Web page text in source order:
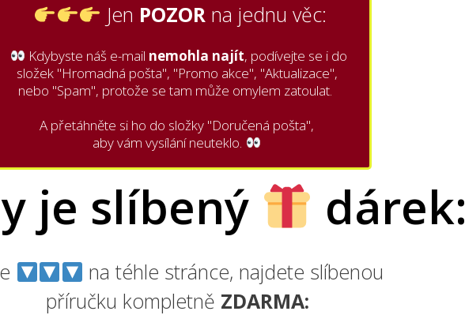
Jen POZOR na jednu věc:
Kdybyste náš e-mail nemohla najít, podívejte se i do
složek "Hromadná pošta", "Promo akce", "Aktualizace",
nebo "Spam", protože se tam může omylem zatoulat.
A přetáhněte si ho do složky "Doručená pošta",
aby vám vysílání neuteklo.
je slíbený dárek:
na téhle stránce, najdete slíbenou
příručku kompletně ZDARMA: